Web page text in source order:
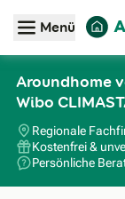
Menü
Aroundhome
Wibo
Regionale
Kostenfrei &
Persönliche